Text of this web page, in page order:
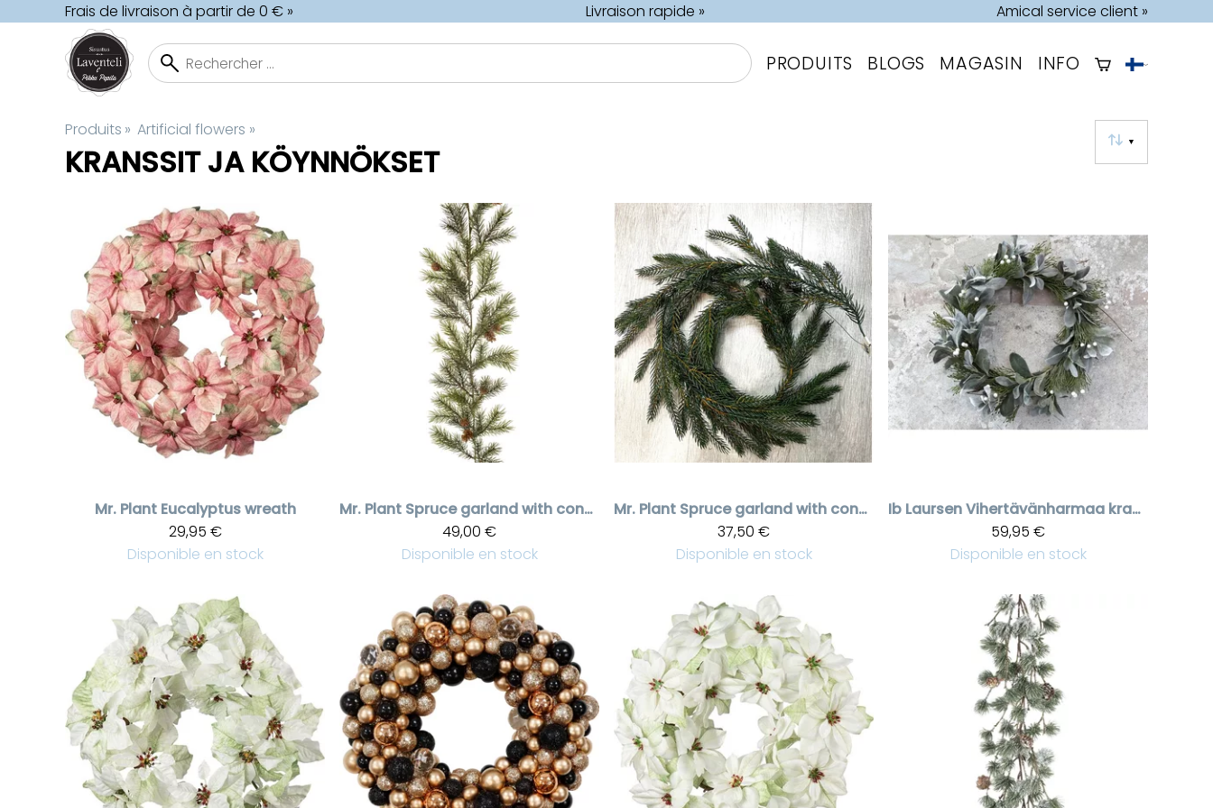
Frais de livraison à partir de 0 € » Livraison rapide » Amical service client »
PRODUITS BLOGS MAGASIN INFO
Produits ‪» Artificial flowers ‪»
▼
KRANSSIT JA KÖYNNÖKSET
Mr. Plant Eucalyptus wreath
29,95 €
Disponible en stock
Mr. Plant
Spruce garland with cones
49,00 €
Disponible en stock
Mr. Plant
Spruce garland with cones
37,50 €
Disponible en stock
Ib Laursen
Vihertävänharmaa kranssi valkoisilla marjoilla
59,95 €
Disponible en stock